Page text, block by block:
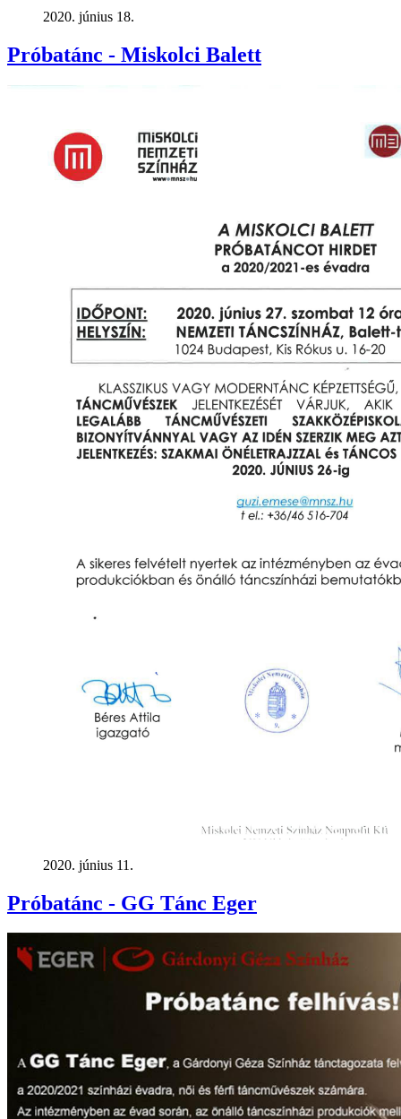
2020. június 18.
Próbatánc - Miskolci Balett
2020. június 11.
Próbatánc - GG Tánc Eger